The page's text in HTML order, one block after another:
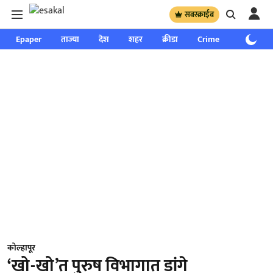
सबस्क्राईब
Epaper ताज्या देश शहर क्रीडा Crime साप्ताहिक
कोल्हापूर
‘खो-खो’त पुरुष विभागात डांगे